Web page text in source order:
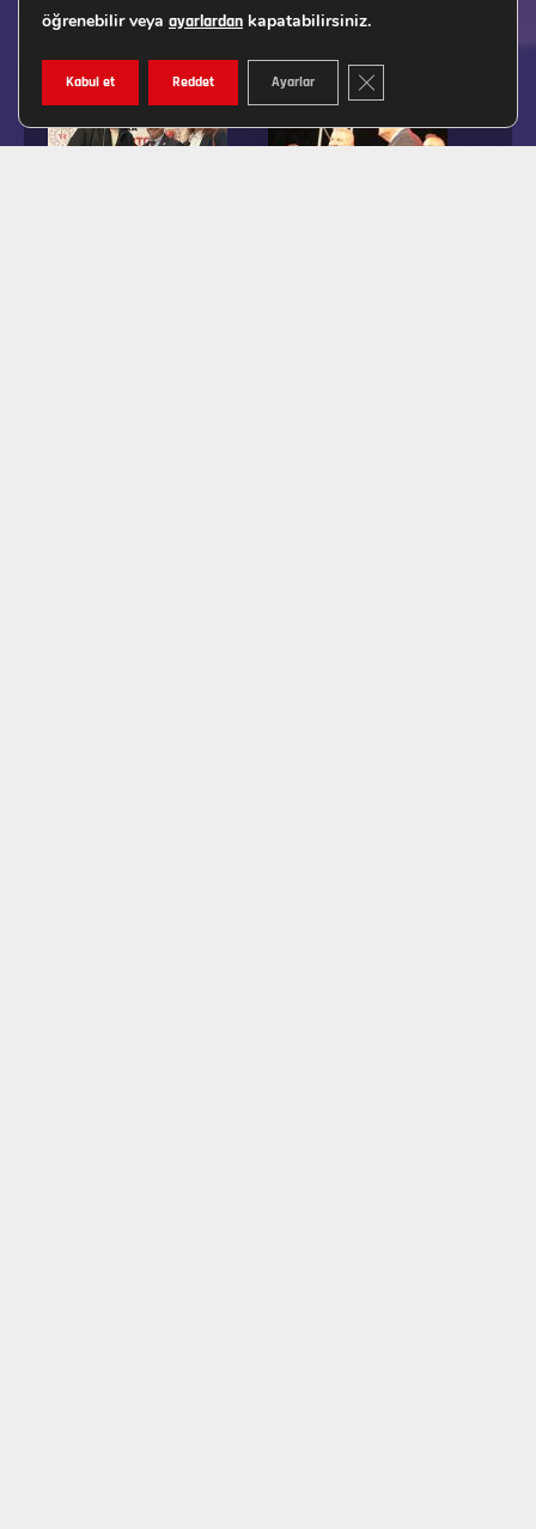
öğrenebilir veya ayarlardan kapatabilirsiniz.
Kabul et Reddet Ayarlar GDPR ÇEREZ ŞERIDINI